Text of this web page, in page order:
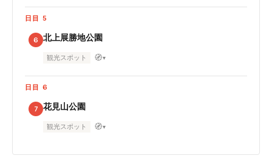
日目 5
6 北上展勝地公園
観光スポット 🧭▾
日目 6
7 花見山公園
観光スポット 🧭▾